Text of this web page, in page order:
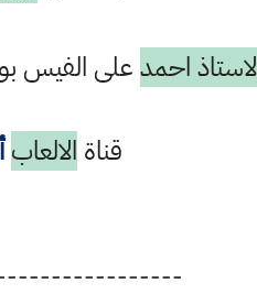
احمدعلى الفيس
قناة الالعاب